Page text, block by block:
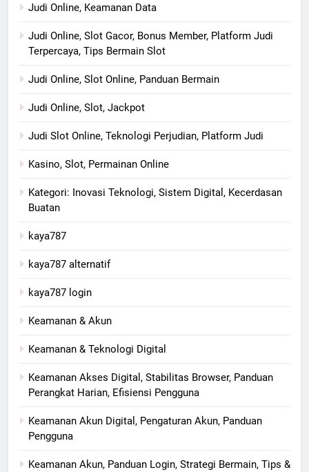
Judi Online, Keamanan Data
Judi Online, Slot Gacor, Bonus Member, Platform Judi
Terpercaya, Tips Bermain Slot
Judi Online, Slot Online, Panduan Bermain
Judi Online, Slot, Jackpot
Judi Slot Online, Teknologi Perjudian, Platform Judi
Kasino, Slot, Permainan Online
Kategori: Inovasi Teknologi, Sistem Digital, Kecerdasan
Buatan
kaya787
kaya787 alternatif
kaya787 login
Keamanan & Akun
Keamanan & Teknologi Digital
Keamanan Akses Digital, Stabilitas Browser, Panduan
Perangkat Harian, Efisiensi Pengguna
Keamanan Akun Digital, Pengaturan Akun, Panduan
Pengguna
Keamanan Akun, Panduan Login, Strategi Bermain, Tips &